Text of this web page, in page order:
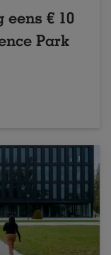
€ 10
Park